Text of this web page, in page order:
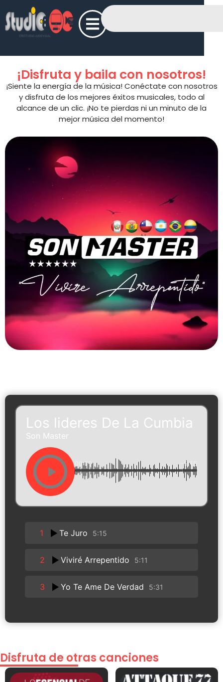
¡Disfruta y baila con nosotros!
¡Siente la energía de la música! Conéctate con nosotros
y disfruta de los mejores éxitos musicales, todo al
alcance de un clic. ¡No te pierdas ni un minuto de la
mejor música del momento!
Los lideres De La Cumbia
Son Master
00:00 -5:15
1 Te Juro 5:15
2 Viviré Arrepentido 5:11
3 Yo Te Ame De Verdad 5:31
Disfruta de otras canciones